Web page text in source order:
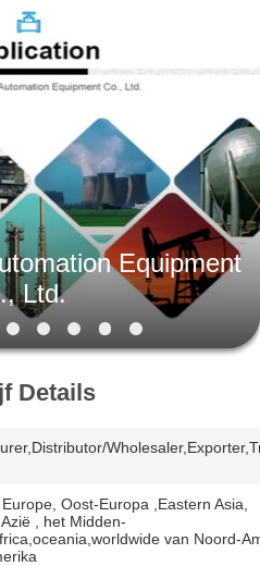
Equipment
Ltd.
Details
Europe, Oost-Europa ,Eastern Asia,
, het Midden-
van Noord-